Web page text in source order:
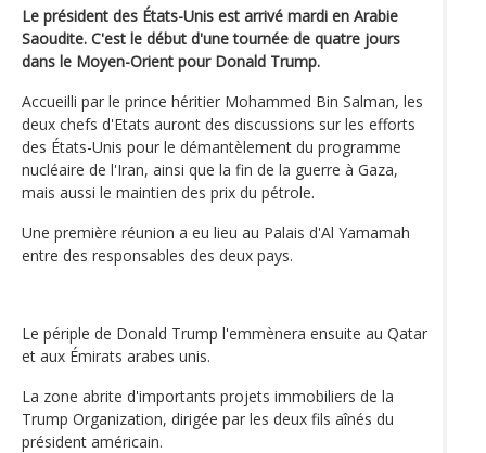
Le président des États-Unis est arrivé mardi en Arabie
Saoudite. C'est le début d'une tournée de quatre jours
dans le Moyen-Orient pour Donald Trump.
Accueilli par le prince héritier Mohammed Bin Salman, les
deux chefs d'Etats auront des discussions sur les efforts
des États-Unis pour le démantèlement du programme
nucléaire de l'Iran, ainsi que la fin de la guerre à Gaza,
mais aussi le maintien des prix du pétrole.
Une première réunion a eu lieu au Palais d'Al Yamamah
entre des responsables des deux pays.
Le périple de Donald Trump l'emmènera ensuite au Qatar
et aux Émirats arabes unis.
La zone abrite d'importants projets immobiliers de la
Trump Organization, dirigée par les deux fils aînés du
président américain.